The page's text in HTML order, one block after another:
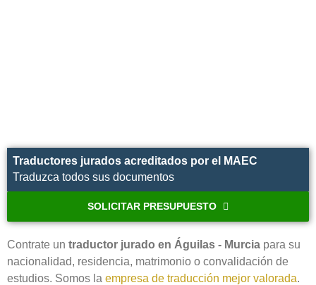
Traductores jurados acreditados por el MAEC
Traduzca todos sus documentos
SOLICITAR PRESUPUESTO
Contrate un traductor jurado en Águilas - Murcia para su
nacionalidad, residencia, matrimonio o convalidación de
estudios. Somos la empresa de traducción mejor valorada.